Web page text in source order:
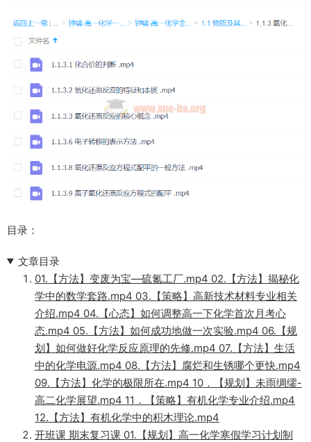
目录：
文章目录
01.【方法】变废为宝—硫氮工厂.mp4 02.【方法】揭秘化
学中的数学套路.mp4 03.【策略】高新技术材料专业相关
介绍.mp4 04.【心态】如何调整高一下化学首次月考心
态.mp4 05.【方法】如何成功地做一次实验.mp4 06.【规
划】如何做好化学反应原理的先修.mp4 07.【方法】生活
中的化学电源.mp4 08.【方法】腐烂和生锈哪个更快.mp4
09.【方法】化学的极限所在.mp4 10．【规划】未雨绸缪-
高二化学展望.mp4 11．【策略】有机化学专业介绍.mp4
12.【方法】有机化学中的积木理论.mp4
开班课 期末复习课 01.【规划】高一化学寒假学习计划制